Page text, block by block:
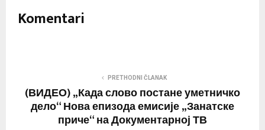
Komentari
PRETHODNI ČLANAK
(ВИДЕО) „Када слово постане уметничко
дело“ Нова епизода емисије „Занатске
приче“ на Документарној ТВ